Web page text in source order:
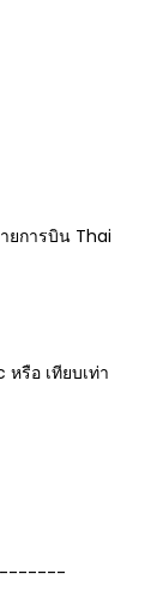
ยการบิน Thai
รือ เทียบเท่า